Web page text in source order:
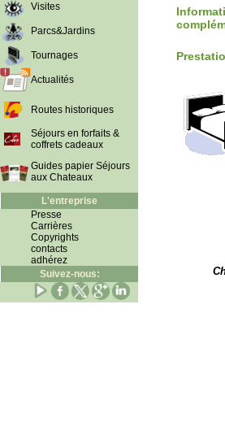
Visites
Parcs&Jardins
Tournages
Actualités
Routes historiques
Séjours en forfaits &
coffrets cadeaux
Guides papier Séjours
aux Chateaux
L'entreprise
Presse
Carrières
Copyrights
contacts
adhérez
Suivez-nous: